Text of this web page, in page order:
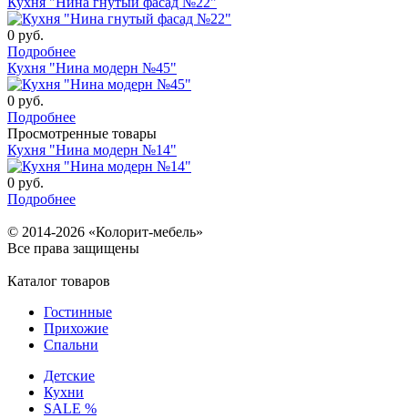
0 руб.
Подробнее
Кухня "Нина модерн №45"
0 руб.
Подробнее
Просмотренные товары
Кухня "Нина модерн №14"
0 руб.
Подробнее
© 2014-2026 «Колорит-мебель»
Все права защищены
Каталог товаров
Гостинные
Прихожие
Спальни
Детские
Кухни
SALE %